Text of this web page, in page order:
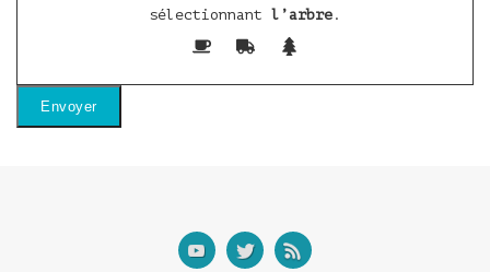
Abonnez-vous à notre newsletter !
sélectionnant l’arbre .